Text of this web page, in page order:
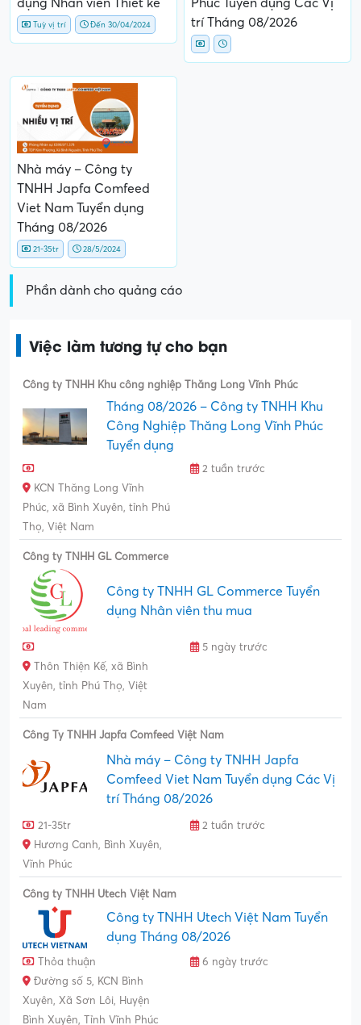
dụng Nhân viên Thiết kế
Tuỳ vị trí Đến 30/04/2024
Phúc Tuyển dụng Các Vị
trí Tháng 08/2026
Nhà máy – Công ty
TNHH Japfa Comfeed
Viet Nam Tuyển dụng
Tháng 08/2026
21-35tr 28/5/2024
Phần dành cho quảng cáo
Việc làm tương tự cho bạn
Công ty TNHH Khu công nghiệp Thăng Long Vĩnh Phúc
Tháng 08/2026 – Công ty TNHH Khu
Công Nghiệp Thăng Long Vĩnh Phúc
Tuyển dụng
2 tuần trước
KCN Thăng Long Vĩnh
Phúc, xã Bình Xuyên, tỉnh Phú
Thọ, Việt Nam
Công ty TNHH GL Commerce
Công ty TNHH GL Commerce Tuyển
dụng Nhân viên thu mua
5 ngày trước
Thôn Thiện Kế, xã Bình
Xuyên, tỉnh Phú Thọ, Việt
Nam
Công Ty TNHH Japfa Comfeed Việt Nam
Nhà máy – Công ty TNHH Japfa
Comfeed Viet Nam Tuyển dụng Các Vị
trí Tháng 08/2026
21-35tr
2 tuần trước
Hương Canh, Bình Xuyên,
Vĩnh Phúc
Công ty TNHH Utech Việt Nam
Công ty TNHH Utech Việt Nam Tuyển
dụng Tháng 08/2026
Thỏa thuận
6 ngày trước
Đường số 5, KCN Bình
Xuyên, Xã Sơn Lôi, Huyện
Bình Xuyên, Tỉnh Vĩnh Phúc